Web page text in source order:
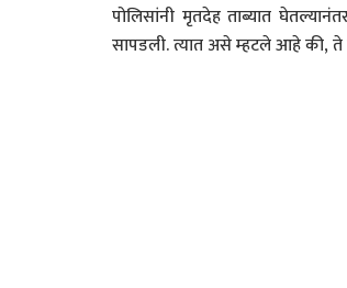
पोलिसांनी मृतदेह ताब्यात
सापडली. त्यात असे म्हटले आहे की,